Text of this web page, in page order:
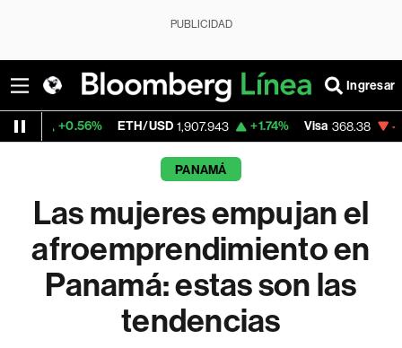
PUBLICIDAD
Ingresar
ETH/USD 1,907.943 +1.74% Visa 368.38 -0.33%
PANAMÁ
Las mujeres empujan el
afroemprendimiento en
Panamá: estas son las
tendencias